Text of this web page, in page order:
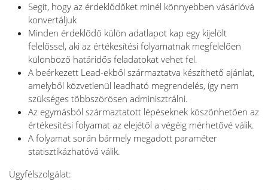
Segít, hogy az érdeklődőket minél könnyebben vásárlóvá
konvertáljuk
Minden érdeklődő külön adatlapot kap egy kijelölt
felelőssel, aki az értékesítési folyamatnak megfelelően
különböző határidős feladatokat vehet fel.
A beérkezett Lead-ekből származtatva készíthető ajánlat,
amelyből közvetlenül leadható megrendelés, így nem
szükséges többszörösen adminisztrálni.
Az egymásból származtatott lépéseknek köszönhetően az
értékesítési folyamat az elejétől a végéig mérhetővé válik.
A folyamat során bármely megadott paraméter
statisztikázhatóvá válik.
Ügyfélszolgálat: